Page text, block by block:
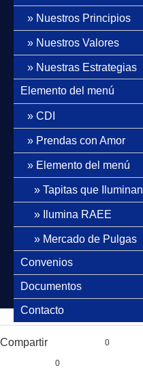
Nuestros Principios
Nuestros Valores
Nuestras Estrategias
Elemento del menú
CDI
Prendas con Amor
Elemento del menú
Tapitas que Iluminan
Ilumina RAEE
Mercado de Pulgas
Convenios
Documentos
Contacto
Compartir 0
0